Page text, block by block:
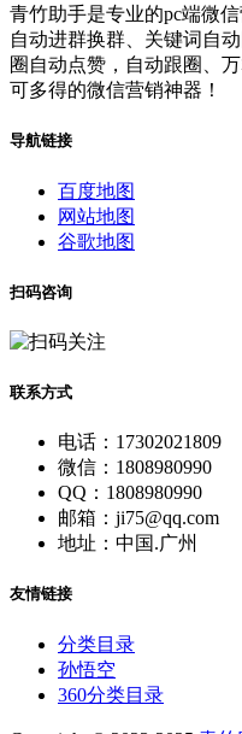
青竹助手是专业的pc端微
自动进群换群、关键词自
圈自动点赞，自动跟圈、
可多得的微信营销神器！
导航链接
百度地图
网站地图
谷歌地图
扫码咨询
联系方式
电话：17302021809
微信：1808980990
QQ：1808980990
邮箱：ji75@qq.com
地址：中国.广州
友情链接
分类目录
孙悟空
360分类目录